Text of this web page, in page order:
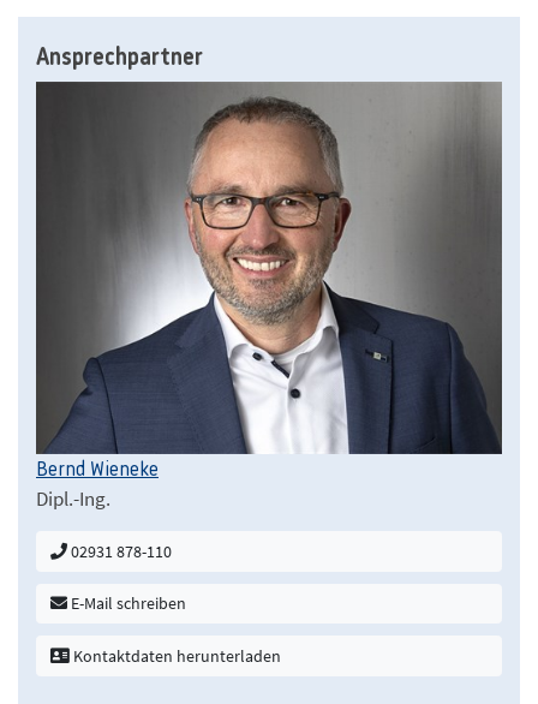
Ansprechpartner
Bernd Wieneke
Dipl.-Ing.
02931 878-110
E-Mail schreiben
Kontaktdaten herunterladen